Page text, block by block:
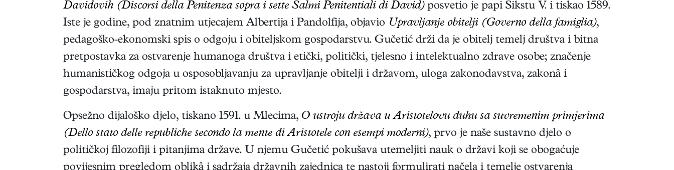
Davidovih (Discorsi della Penitenza sopra i sette Salmi Penitentiali di David)posvetio je papi Sikstu V. i tiskao 1589.
Iste je godine, pod znatnim utjecajem Albertija i Pandolfija, objavio Upravljanje obitelji (Governo della famiglia),
pedagoško-ekonomski spis o odgoju i obiteljskom gospodarstvu. Gučetić drži da je obitelj temelj društva i bitna
pretpostavka za ostvarenje humanoga društva i etički, politički, tjelesno i intelektualno zdrave osobe; značenje
humanističkog odgoja u osposobljavanju za upravljanje obitelji i državom, uloga zakonodavstva, zakonâ i
gospodarstva, imaju pritom istaknuto mjesto.
Opsežno dijaloško djelo, tiskano 1591. u Mlecima, O ustroju država u Aristotelovu duhu sa suvremenim primjerima
(Dello stato delle republiche secondo la mente di Aristotele con esempi moderni), prvo je naše sustavno djelo o
političkoj filozofiji i pitanjima države. U njemu Gučetić pokušava utemeljiti nauk o državi koji se obogaćuje